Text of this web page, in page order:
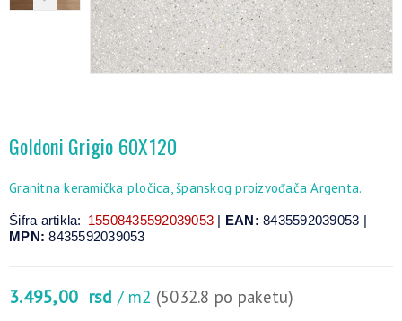
Goldoni Grigio 60X120
Granitna keramička pločica, španskog proizvođača Argenta.
Šifra artikla: 15508435592039053 | EAN: 8435592039053 |
MPN: 8435592039053
3.495,00 rsd / m2 (5032.8 po paketu)